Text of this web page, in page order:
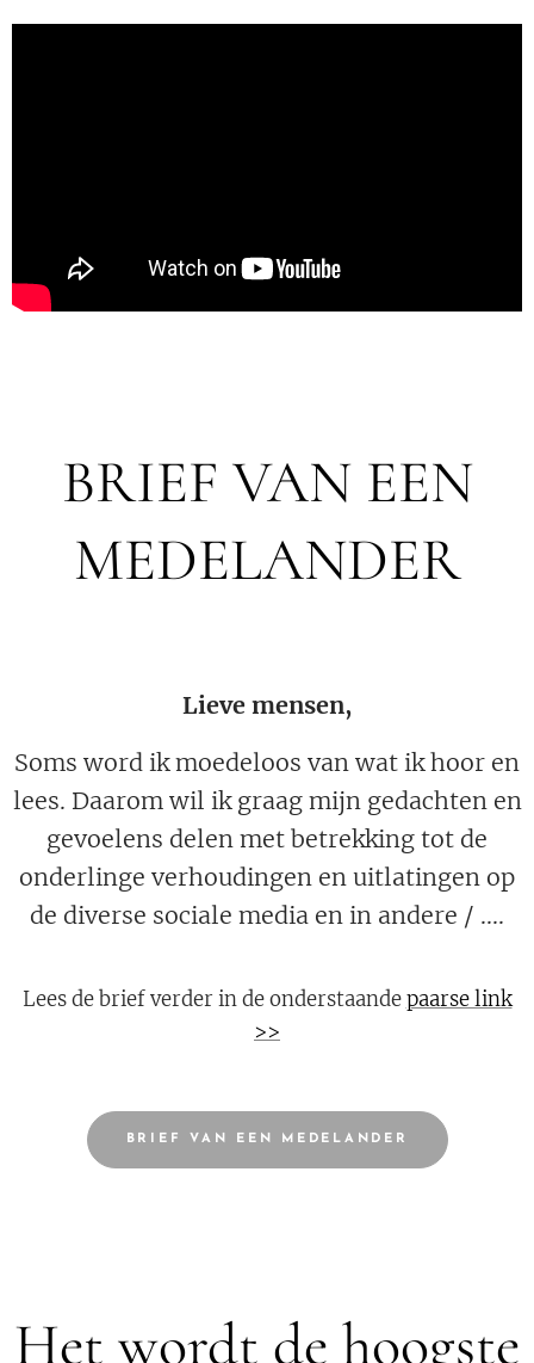
BRIEF VAN EEN
MEDELANDER
Lieve mensen,
Soms word ik moedeloos van wat ik hoor en
lees. Daarom wil ik graag mijn gedachten en
gevoelens delen met betrekking tot de
onderlinge verhoudingen en uitlatingen op
de diverse sociale media en in andere / ....
Lees de brief verder in de onderstaandepaarse link
>>
BRIEF VAN EEN MEDELANDER
Het wordt de hoogste